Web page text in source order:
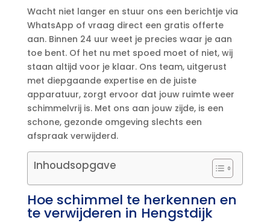
Wacht niet langer en stuur ons een berichtje via
WhatsApp of vraag direct een gratis offerte
aan.​ Binnen 24 uur weet je precies waar je aan
toe bent.​ Of het nu met spoed moet of niet, wij
staan altijd voor je klaar.​ Ons team, uitgerust
met diepgaande expertise en de juiste
apparatuur, zorgt ervoor dat jouw ruimte weer
schimmelvrij is.​ Met ons aan jouw zijde, is een
schone, gezonde omgeving slechts een
afspraak verwijderd.​
Inhoudsopgave
Hoe schimmel te herkennen en
te verwijderen in Hengstdijk